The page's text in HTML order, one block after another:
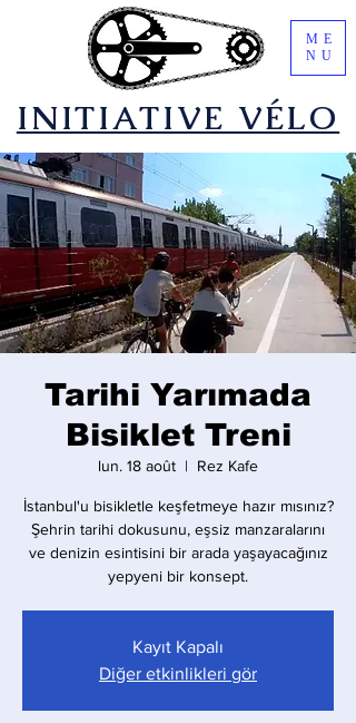
​INITIATIVE VÉLO
ME
NU
Tarihi Yarımada
Bisiklet Treni
lun. 18 août
  |
Rez Kafe
İstanbul'u bisikletle keşfetmeye hazır mısınız?
Şehrin tarihi dokusunu, eşsiz manzaralarını
ve denizin esintisini bir arada yaşayacağınız
yepyeni bir konsept.
Kayıt Kapalı
Diğer etkinlikleri gör